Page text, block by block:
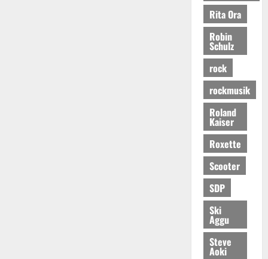
Rita Ora
Robin
Schulz
rock
rockmusik
Roland
Kaiser
Roxette
Scooter
SDP
Ski
Aggu
Steve
Aoki